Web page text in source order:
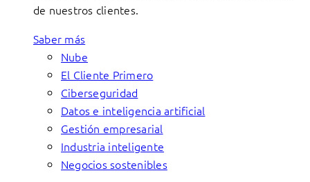
de nuestros clientes.
Saber más
Nube
El Cliente Primero
Ciberseguridad
Datos e inteligencia artificial
Gestión empresarial
Industria inteligente
Negocios sostenibles